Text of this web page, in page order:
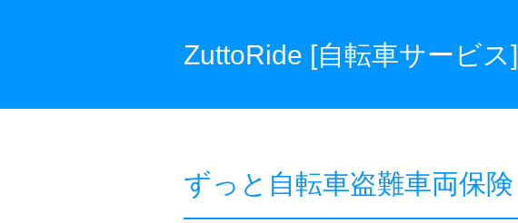
ZuttoRide [自転車サービス]
ずっと自転車盗難車両保険